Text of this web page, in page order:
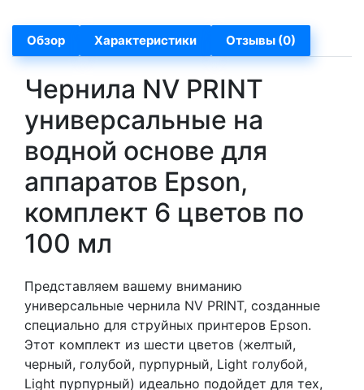
Обзор Характеристики Отзывы (0)
Чернила NV PRINT
универсальные на
водной основе для
аппаратов Epson,
комплект 6 цветов по
100 мл
Представляем вашему вниманию
универсальные чернила NV PRINT, созданные
специально для струйных принтеров Epson.
Этот комплект из шести цветов (желтый,
черный, голубой, пурпурный, Light голубой,
Light пурпурный) идеально подойдет для тех,